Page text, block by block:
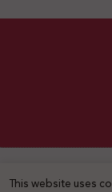
This website uses